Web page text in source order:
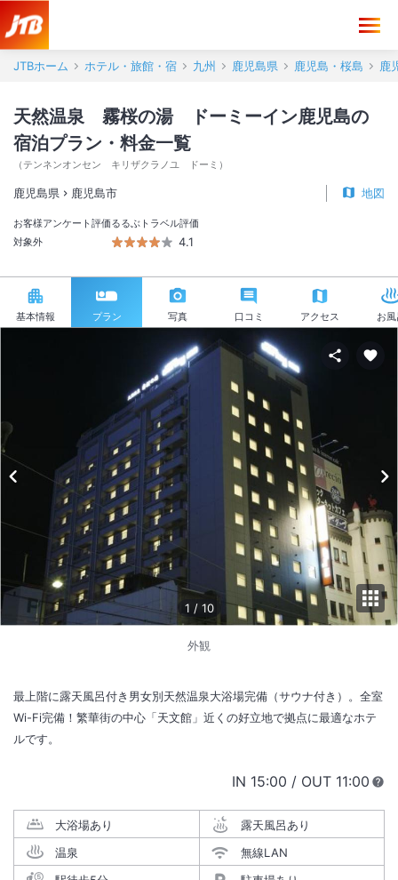
JTBホーム ホテル・旅館・宿 九州 鹿児島県 鹿児島・桜島 鹿
天然温泉 霧桜の湯 ドーミーイン鹿児島の
宿泊プラン・料金一覧
（テンネンオンセン キリザクラノユ ドーミ ）
鹿児島県 鹿児島市 地図
お客様アンケート評価
対象外
るるぶトラベル評価
4.1
基本情報 プラン 写真 口コミ アクセス お
1 / 10
外観
最上階に露天風呂付き男女別天然温泉大浴場完備（サウナ付き）。全室
Wi-Fi完備！繁華街の中心「天文館」近くの好立地で拠点に最適なホテ
ルです。
IN チェックイン
15:00 / OUT チェック
11:00
大浴場あり
露天風呂あり
温泉
無線LAN